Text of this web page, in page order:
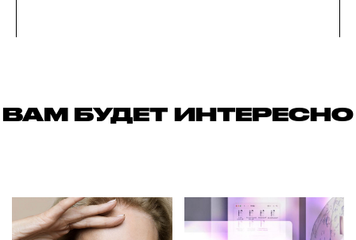
ВАМ БУДЕТ ИНТЕРЕСНО